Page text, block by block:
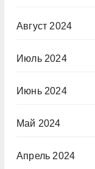
Август 2024
Июль 2024
Июнь 2024
Май 2024
Апрель 2024